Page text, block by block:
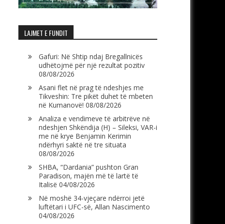
LAJMET E FUNDIT
Gafuri: Në Shtip ndaj Bregallnicës
udhëtojmë për një rezultat pozitiv
08/08/2026
Asani flet në prag të ndeshjes me
Tikveshin: Tre pikët duhet të mbeten
në Kumanovë! 08/08/2026
Analiza e vendimeve të arbitrëve në
ndeshjen Shkëndija (H) – Sileksi, VAR-i
me në krye Benjamin Kerimin
ndërhyri saktë në tre situata
08/08/2026
SHBA, “Dardania” pushton Gran
Paradison, majën më të lartë të
Italisë 04/08/2026
Në moshë 34-vjeçare ndërroi jetë
luftëtari i UFC-së, Allan Nascimento
04/08/2026